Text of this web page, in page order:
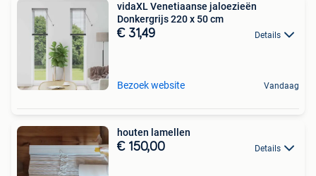
vidaXL Venetiaanse jaloezieën
Donkergrijs 220 x 50 cm
€ 31,49 Details
Bezoek website Vandaag
houten lamellen
€ 150,00 Details